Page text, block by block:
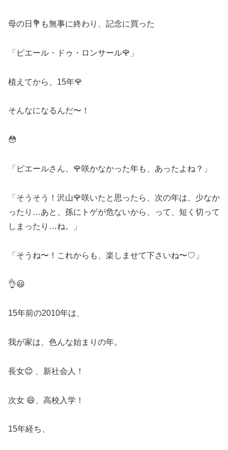
母の日💐も無事に終わり、記念に買った
「ピエール・ドゥ・ロンサール🌹」
植えてから、15年🌹
そんなになるんだ〜！
😳
「ピエールさん、🌹咲かなかった年も、あったよね？」
「そうそう！沢山🌹咲いたと思ったら、次の年は、少なか
ったり…あと、孫にトゲが危ないから、って、短く切って
しまったり…ね。」
「そうね〜！これからも、楽しませて下さいね〜♡」
👌😃
15年前の2010年は、
我が家は、色んな始まりの年。
長女😊 、新社会人！
次女 😄、高校入学！
15年経ち、